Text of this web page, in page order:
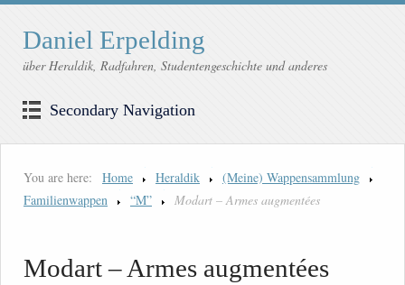
Daniel Erpelding
über Heraldik, Radfahren, Studentengeschichte und anderes
Secondary Navigation
You are here: Home Heraldik
(Meine) Wappensammlung
Familienwappen
“M” Modart – Armes augmentées
Modart – Armes augmentées